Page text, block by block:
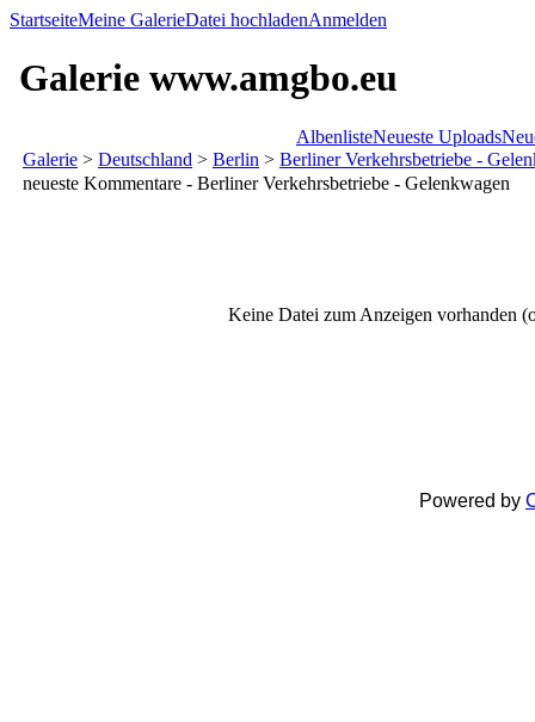
StartseiteMeine GalerieDatei hochladenAnmelden
Galerie www.amgbo.eu
AlbenlisteNeueste Uploads
Galerie > Deutschland > Berlin > Berliner Verkehrsbetriebe -
neueste Kommentare - Berliner Verkehrsbetriebe - Gelenkwagen
Keine Datei zum Anzeigen vorhanden
Powered by